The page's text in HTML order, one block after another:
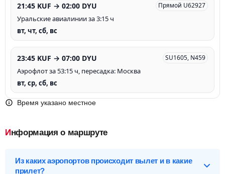
21:45 KUF → 02:00 DYU Прямой U62927
Уральские авиалинии за 3:15 ч
вт, чт, сб, вс
23:45 KUF → 07:00 DYU SU1605, N459
Аэрофлот за 53:15 ч, пересадка: Москва
вт, ср, сб, вс
Время указано местное
Информация о маршруте
Из каких аэропортов происходит вылет и в какие
прилет?